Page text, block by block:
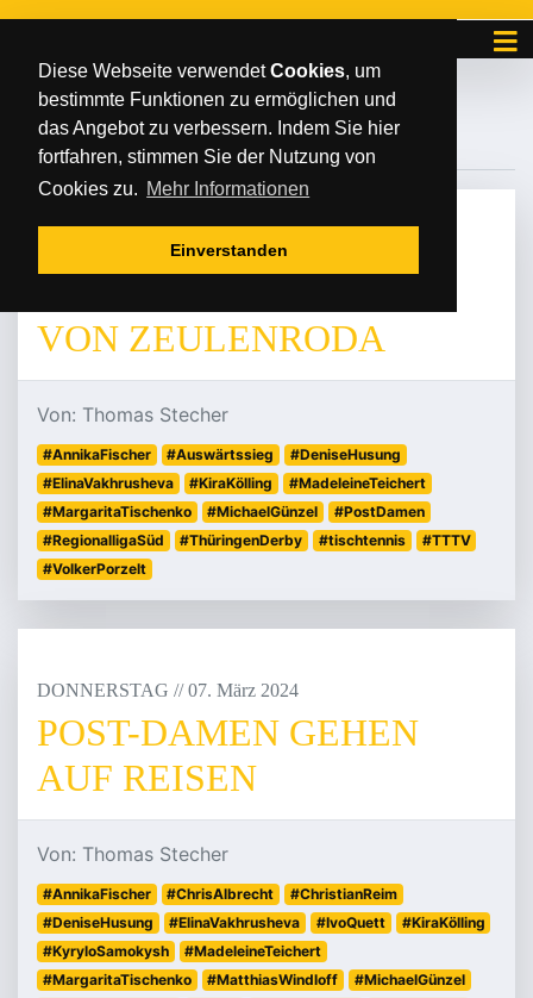
Diese Webseite verwendetCookies, um
bestimmte Funktionen zu ermöglichen und
das Angebot zu verbessern. Indem Sie hier
fortfahren, stimmen Sie der Nutzung von
Cookies zu. Mehr Informationen
Einverstanden
#ANNIKAFISCHER
September 2024
VON ZEULENRODA
Von: Thomas Stecher
#AnnikaFischer #Auswärtssieg
#DeniseHusung
#ElinaVakhrusheva
#KiraKölling
#MadeleineTeichert
#MargaritaTischenko
#MichaelGünzel
#PostDamen
#RegionalligaSüd
#ThüringenDerby #tischtennis
#TTTV
#VolkerPorzelt
DONNERSTAG // 07. März 2024
POST-DAMEN GEHEN
AUF REISEN
Von: Thomas Stecher
#AnnikaFischer #ChrisAlbrecht
#ChristianReim
#DeniseHusung
#ElinaVakhrusheva #IvoQuett
#KiraKölling
#KyryloSamokysh
#MadeleineTeichert
#MargaritaTischenko
#MatthiasWindloff
#MichaelGünzel